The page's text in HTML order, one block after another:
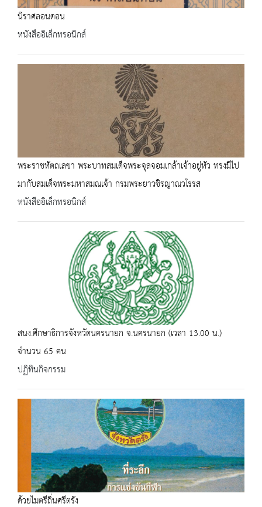
นิราศลอนดอน
หนังสืออิเล็กทรอนิกส์
พระราชหัตถเลขา พระบาทสมเด็จพระจุลจอมเกล้าเจ้าอยู่หัว ทรงมีไป
มากับสมเด็จพระมหาสมณเจ้า กรมพระยาวชิรญาณวโรรส
หนังสืออิเล็กทรอนิกส์
สนง.ศึกษาธิการจังหวัดนครนายก จ.นครนายก (เวลา 13.00 น.)
จำนวน 65 คน
ปฏิทินกิจกรรม
ด้วยไมตรีถิ่นศรีตรัง